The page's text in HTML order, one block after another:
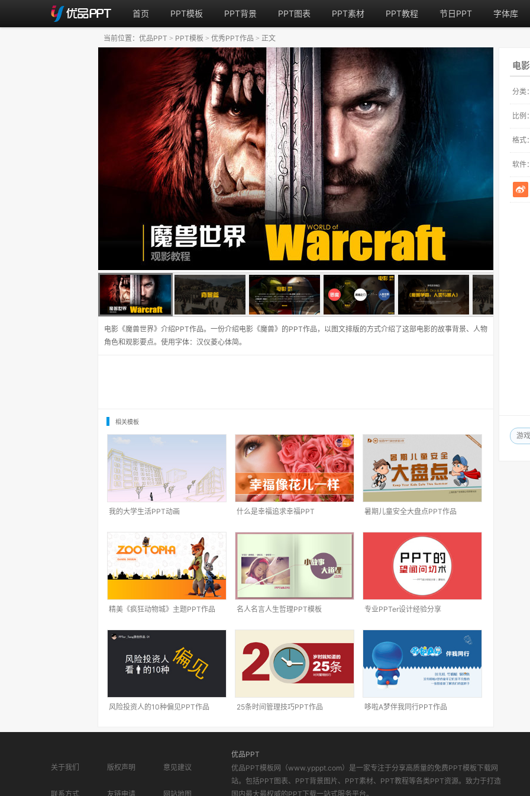
首页 PPT模板 PPT背景 PPT图表 PPT素材 PPT教程 节日PPT 字体库
电
分类
比例
格式
软件
游戏
电影《魔兽世界》介绍PPT作品。一份介绍电影《魔兽》的PPT作品，以图文排版的方式介绍了这部电影的故事背景、人物
角色和观影要点。使用字体：汉仪菱心体简。
当前位置： 优品PPT > PPT模板 > 优秀PPT作品 > 正文
相关模板
我的大学生活PPT动画 什么是幸福追求幸福PPT 暑期儿童安全大盘点PPT作品
精美《疯狂动物城》主题PPT作品 名人名言人生哲理PPT模板 专业PPTer设计经验分享
风险投资人的10种偏见PPT作品 25条时间管理技巧PPT作品 哆啦A梦伴我同行PPT作品
关于我们 版权声明 意见建议
联系方式 友链申请 网站地图
优品PPT
优品PPT模板网（www.ypppt.com）是一家专注于分享高质量的免费PPT模板下载网
站。包括PPT图表、PPT背景图片、PPT素材、PPT教程等各类PPT资源。致力于打造
国内最大最权威的PPT下载一站式服务平台。